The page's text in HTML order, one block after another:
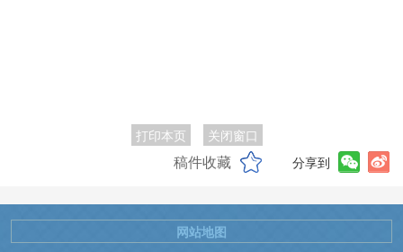
打印本页 关闭窗口
稿件收藏 分享到
网站地图